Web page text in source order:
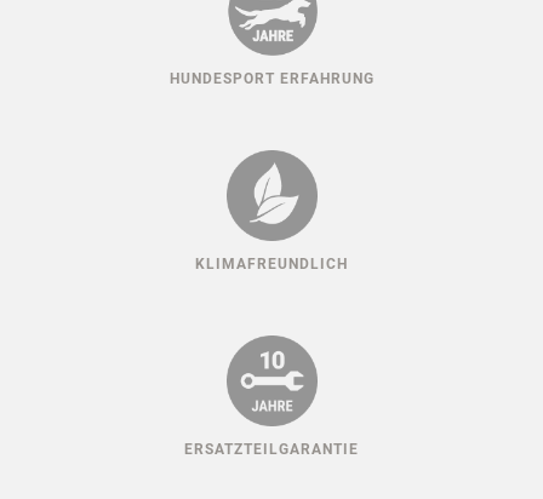
HUNDESPORT ERFAHRUNG
KLIMAFREUNDLICH
ERSATZTEILGARANTIE